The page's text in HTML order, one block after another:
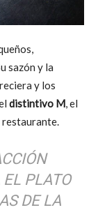
sazón y la
y los
distintivo M , el
PLATO
DE LA